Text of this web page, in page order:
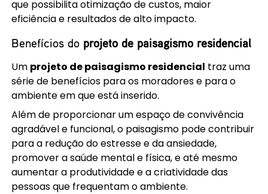
que possibilita otimização de custos, maior
eficiência e resultados de alto impacto.
Benefícios do projeto de paisagismo residencial
Um projeto de paisagismo residencial traz uma
série de benefícios para os moradores e para o
ambiente em que está inserido.
Além de proporcionar um espaço de convivência
agradável e funcional, o paisagismo pode contribuir
para a redução do estresse e da ansiedade,
promover a saúde mental e física, e até mesmo
aumentar a produtividade e a criatividade das
pessoas que frequentam o ambiente.